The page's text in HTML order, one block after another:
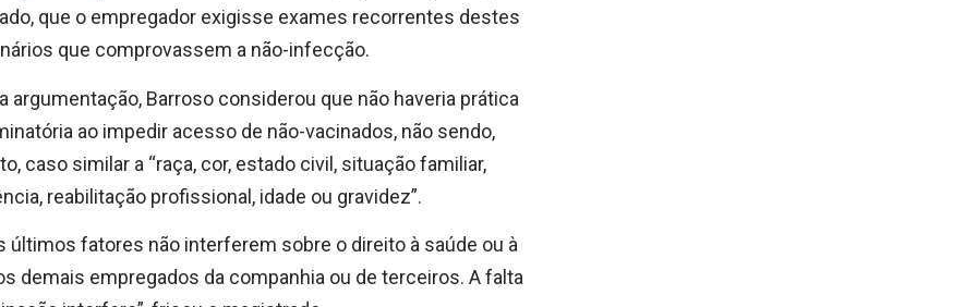
que o empregador exigisse exames recorrentes destes
que comprovassem a não-infecção.
argumentação, Barroso considerou que não haveria prática
ao impedir acesso de não-vacinados, não sendo,
caso similar a “raça, cor, estado civil, situação familiar,
reabilitação profissional, idade ou gravidez”.
últimos fatores não interferem sobre o direito à saúde ou à
demais empregados da companhia ou de terceiros. A falta